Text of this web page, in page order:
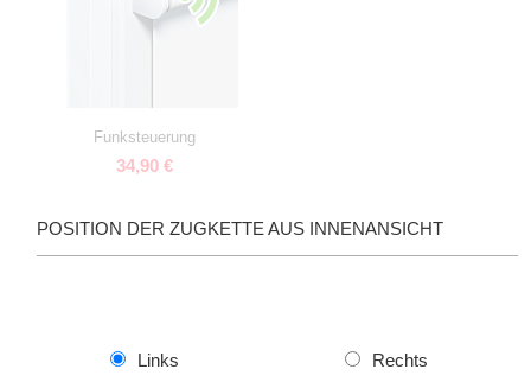
Funksteuerung
34,90 €
POSITION DER ZUGKETTE AUS INNENANSICHT
Links Rechts